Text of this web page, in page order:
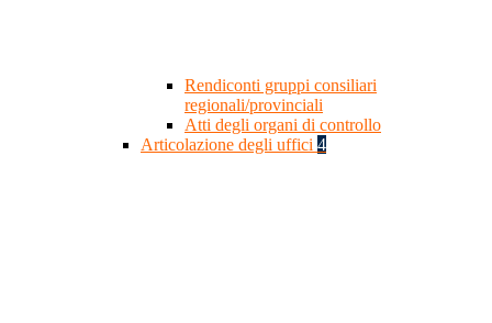
Rendiconti gruppi consiliari
regionali/provinciali
Atti degli organi di controllo
Articolazione degli uffici 4